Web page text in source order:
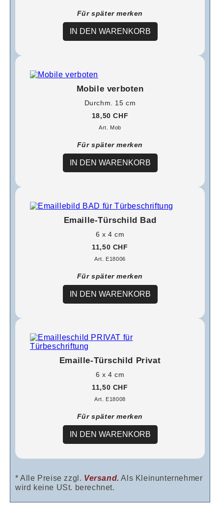
Für später merken
IN DEN WARENKORB
Mobile verboten
Durchm. 15 cm
18,50 CHF
Art. Mob
Für später merken
IN DEN WARENKORB
Emaille-Türschild Bad
6 x 4 cm
11,50 CHF
Art. E18006
Für später merken
IN DEN WARENKORB
Emaille-Türschild Privat
6 x 4 cm
11,50 CHF
Art. E18008
Für später merken
IN DEN WARENKORB
* Alle Preise zzgl. Versand. Als Kleinunternehmer
wird keine USt. berechnet.